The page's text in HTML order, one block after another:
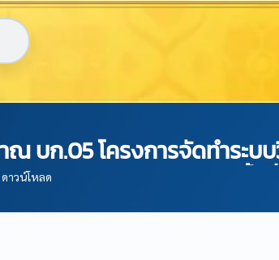
ณ บก.05 โครงการจัดทำระ
บประมาณ พ.ศ. 2565 ครั้งที่ 2
าวน์โหลด